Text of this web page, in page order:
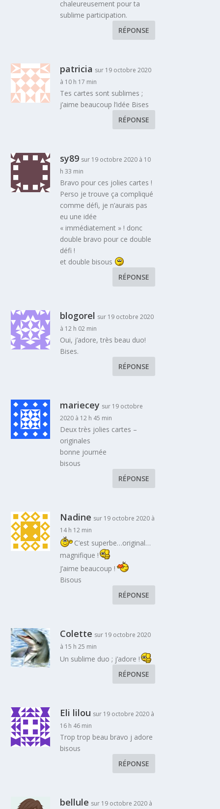
chaleureusement pour ta
sublime participation.
RÉPONSE
patricia sur 19 octobre 2020
à 10 h 17 min
Tes cartes sont sublimes ;
j’aime beaucoup l’idée Bises
RÉPONSE
sy89 sur 19 octobre 2020 à 10
h 33 min
Bravo pour ces jolies cartes !
Perso je trouve ça compliqué
comme défi, je n’aurais pas
eu une idée
« immédiatement » ! donc
double bravo pour ce double
défi !
et double bisous
RÉPONSE
blogorel sur 19 octobre 2020
à 12 h 02 min
Oui, j’adore, très beau duo!
Bises.
RÉPONSE
mariecey sur 19 octobre
2020 à 12 h 45 min
Deux très jolies cartes –
originales
bonne journée
bisous
RÉPONSE
Nadine sur 19 octobre 2020 à
14 h 12 min
C’est superbe…original…
magnifique !
J’aime beaucoup !
Bisous
RÉPONSE
Colette sur 19 octobre 2020
à 15 h 25 min
Un sublime duo ; j’adore !
RÉPONSE
Eli lilou sur 19 octobre 2020 à
16 h 46 min
Trop trop beau bravo j adore
bisous
RÉPONSE
bellule sur 19 octobre 2020 à